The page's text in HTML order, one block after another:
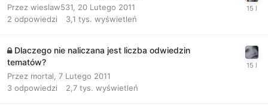
Przez wieslaw531 20 Lutego 2011
2 odpowiedzi 3,1 tys. wyświetleń
Dlaczego nie naliczana jest liczba odwiedzin
tematów?
Przez mortal 7 Lutego 2011
3 odpowiedzi 2,7 tys. wyświetleń